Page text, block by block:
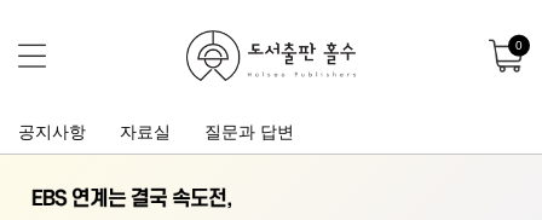
0
공지사항 자료실 질문과 답변